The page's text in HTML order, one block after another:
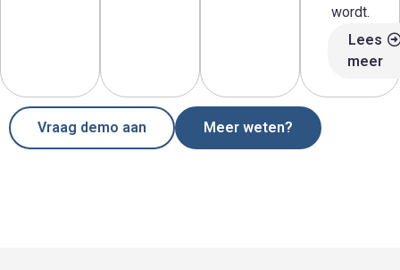
wordt.
Lees
meer
Vraag demo aan Meer weten?